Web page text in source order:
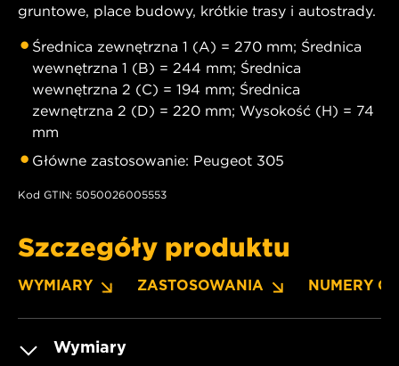
gruntowe, place budowy, krótkie trasy i autostrady.
Średnica zewnętrzna 1 (A) = 270 mm; Średnica
wewnętrzna 1 (B) = 244 mm; Średnica
wewnętrzna 2 (C) = 194 mm; Średnica
zewnętrzna 2 (D) = 220 mm; Wysokość (H) = 74
mm
Główne zastosowanie: Peugeot 305
Kod GTIN: 5050026005553
Szczegóły produktu
WYMIARY ZASTOSOWANIA NUMERY OE
Wymiary